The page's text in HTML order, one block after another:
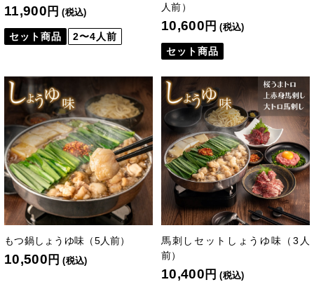
11,900 円 (税込)
セット商品 2〜4人前
人前）
10,600 円 (税込)
セット商品
もつ鍋しょうゆ味（5人前）
10,500 円 (税込)
馬刺しセットしょうゆ味（3人
前）
10,400 円 (税込)